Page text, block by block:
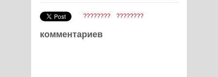
???????? ????????
комментариев